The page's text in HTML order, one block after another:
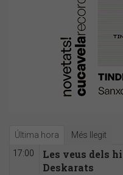
Última hora Més llegit
17:00
Les veus dels
Deskarats